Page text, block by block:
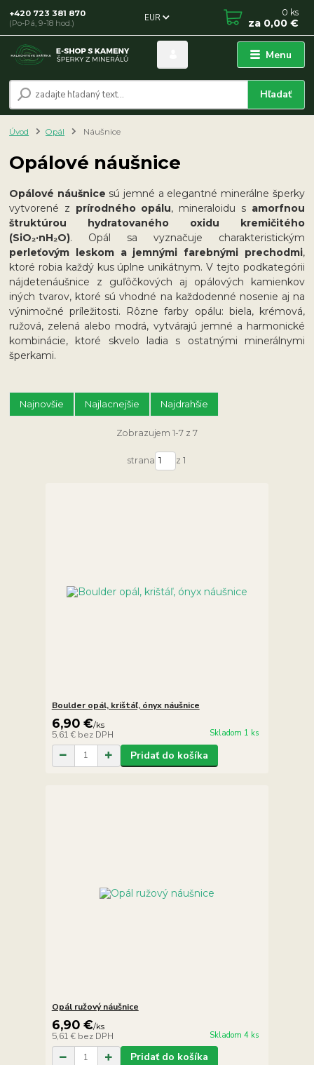
Menu
EUR
Hľadať
+420 723 381 870
(Po-Pá, 9-18 hod.)
0 ks
za 0,00 €
Úvod Opál Náušnice
Opálové náušnice
Opálové náušnice sú jemné a elegantné minerálne šperky
vytvorené z prírodného opálu, mineraloidu s amorfnou
štruktúrou hydratovaného oxidu kremičitého
(SiO₂·nH₂O). Opál sa vyznačuje charakteristickým
perleťovým leskom a jemnými farebnými prechodmi,
ktoré robia každý kus úplne unikátnym. V tejto podkategórii
nájdetenáušnice z guľôčkových aj opálových kamienkov
iných tvarov, ktoré sú vhodné na každodenné nosenie aj na
výnimočné príležitosti. Rôzne farby opálu: biela, krémová,
ružová, zelená alebo modrá, vytvárajú jemné a harmonické
kombinácie, ktoré skvelo ladia s ostatnými minerálnymi
šperkami.
Najnovšie Najlacnejšie Najdrahšie
Zobrazujem 1-7 z 7
strana z 1
Boulder opál, krištáľ, ónyx náušnice
6,90 €/ks
5,61 € bez DPH Skladom 1 ks
Pridať do košíka
Opál ružový náušnice
6,90 €/ks
5,61 € bez DPH Skladom 4 ks
Pridať do košíka